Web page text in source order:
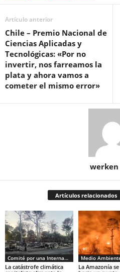
Artículo anterior
Chile – Premio Nacional de
Ciencias Aplicadas y
Tecnológicas: «Por no
invertir, nos farreamos la
plata y ahora vamos a
cometer el mismo error»
Artículos relacionados
Comité por una Internacional de los Trabajadores - CIT
La catástrofe climática
La Amazonía